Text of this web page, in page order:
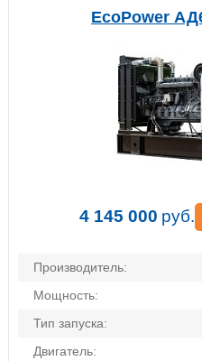
EcoPower
4 145 000 руб.
Производитель:
Мощность:
Тип запуска:
Двигатель: